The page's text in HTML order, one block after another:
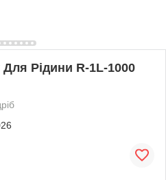
Рідини R-1L-1000